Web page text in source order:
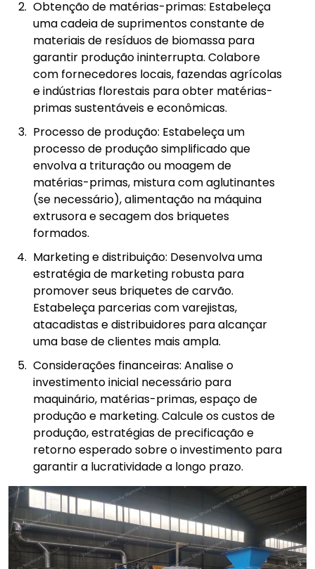
Obtenção de matérias-primas: Estabeleça
uma cadeia de suprimentos constante de
materiais de resíduos de biomassa para
garantir produção ininterrupta. Colabore
com fornecedores locais, fazendas agrícolas
e indústrias florestais para obter matérias-
primas sustentáveis e econômicas.
Processo de produção: Estabeleça um
processo de produção simplificado que
envolva a trituração ou moagem de
matérias-primas, mistura com aglutinantes
(se necessário), alimentação na máquina
extrusora e secagem dos briquetes
formados.
Marketing e distribuição: Desenvolva uma
estratégia de marketing robusta para
promover seus briquetes de carvão.
Estabeleça parcerias com varejistas,
atacadistas e distribuidores para alcançar
uma base de clientes mais ampla.
Considerações financeiras: Analise o
investimento inicial necessário para
maquinário, matérias-primas, espaço de
produção e marketing. Calcule os custos de
produção, estratégias de precificação e
retorno esperado sobre o investimento para
garantir a lucratividade a longo prazo.